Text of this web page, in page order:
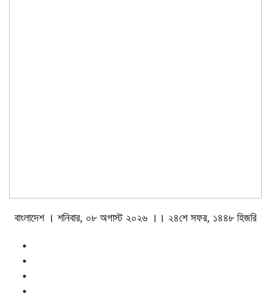
বাংলাদেশ । শনিবার, ০৮ অগাস্ট ২০২৬ ।। ২৪শে সফর, ১৪৪৮ হিজরি